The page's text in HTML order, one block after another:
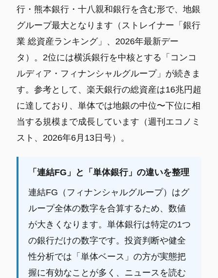
行・熊本銀行・十八親和銀行を含む形で、地銀
グループ最大となります（ストレイナー「銀行
業 総資産ランキング」、2026年最新デー
タ）。2位には横浜銀行を中核とする「コンコ
ルディア・フィナンシャルグループ」が続きま
す。参考として、楽天銀行の総資産は16兆円超
に達しており、単体では地銀の中位〜下位に相
当する規模まで成長しています（週刊エコノミ
スト、2026年6月13日号）。
「連結FG」と「単体銀行」の違いを整理
連結FG（フィナンシャルグループ）はグ
ループ全体の数字を合算するため、数値
が大きくなります。単体銀行は特定の1つ
の銀行だけの数字です。投資判断や健全
性分析では「単体ベース」の方が実態把
握に有効なことが多く、ニュースを読む